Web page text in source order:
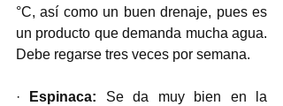
°C, así como un buen drenaje, pues es
un producto que demanda mucha agua.
Debe regarse tres veces por semana.
· Espinaca: Se da muy bien en la